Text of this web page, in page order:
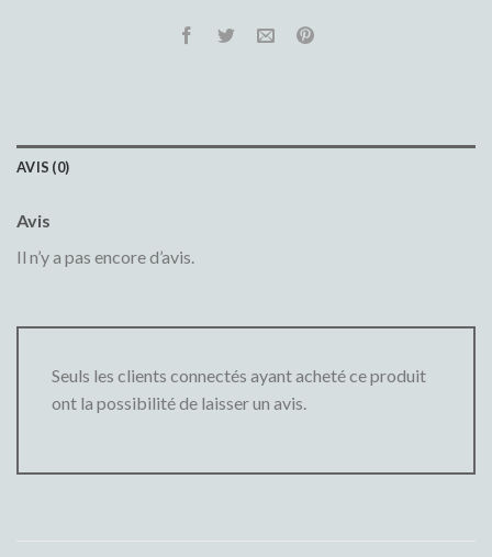
AVIS (0)
Avis
Il n’y a pas encore d’avis.
Seuls les clients connectés ayant acheté ce produit
ont la possibilité de laisser un avis.